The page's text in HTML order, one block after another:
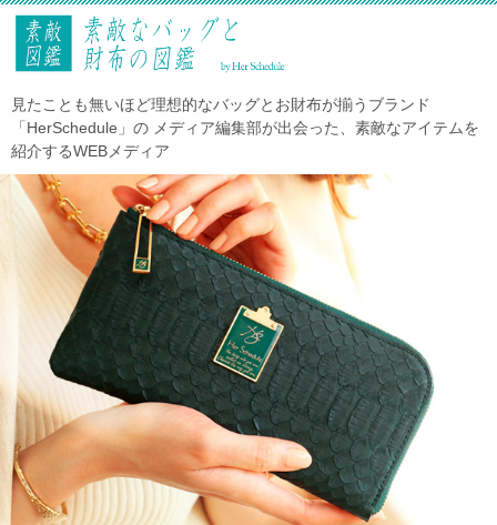
見たことも無いほど理想的なバッグとお財布が揃うブランド
「HerSchedule」の メディア編集部が出会った、素敵なアイテムを
紹介するWEBメディア